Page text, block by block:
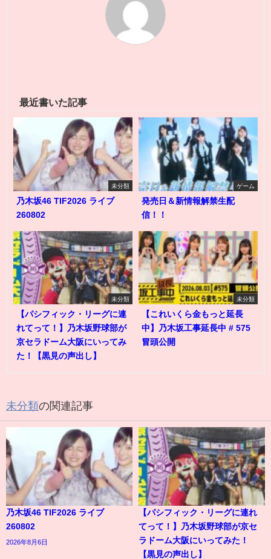
最近書いた記事
未分類
乃木坂46 TIF2026 ライブ
260802
ゲーム
発売日＆新情報解禁生配
信！！
未分類
【パシフィック・リーグに連
れてって！】乃木坂野球部が
京セラドーム大阪にいってみ
た！【黒見の声出し】
未分類
【これいくら金もっと延長
中】乃木坂工事延長中 # 575
冒頭公開
未分類の関連記事
乃木坂46 TIF2026 ライブ
260802
2026年8月6日
【パシフィック・リーグに連れ
てって！】乃木坂野球部が京セ
ラドーム大阪にいってみた！
【黒見の声出し】